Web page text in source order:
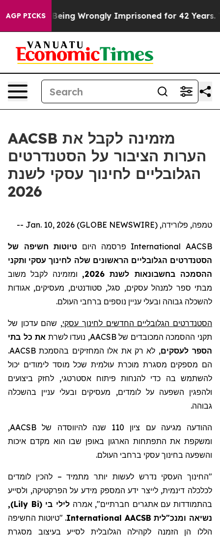
AGP PICKS
After Being Wrongly Imprisoned for 42 Years. The
AACSB מזמינה לקבל את
הערות הציבור על הסטנדרטים
הגלובליים לחינוך עסקי לשנת
2026
טמפה, פלורידה, Jan. 10, 2026 (GLOBE NEWSWIRE) --
AACSB
International פרסמה היום טיוטות חשיפה של
הסטנדרטים הגלובליים הראשונים שלה לחינוך עסקי ותקני
ההסמכהבחשבונאות לשנת 2026, ומזמינה לקבלמשוב
מבתי ספר למנהל עסקים, סגל, סטודנטים, מעסיקים, אגודות
להשכלה גבוהה ובעלי עניין נוספים ברחבי העולם.
הסטנדרטים הגלובליים החדשים לחינוך עסקי, שהם עדכון של
תקני ההסמכה המכובדים שלAACSB, נועדו לשרת את כל בתי
הספר לעסקים, לא רק את אלו המחזיקים בהסמכת AACSB
.
הם מספקים מסגרת מוכרת עולמית שכל מוסד לימודים יכול
להשתמש בה כדי להנחות פיתוח אסטרטגי, לחזק ביצועים
ולהפגין השפעה על לומדים, מעסיקים ובעלי עניין בהשכלה
גבוהה.
ההודעה מגיעה עם ציון 110 שנה להיווסד ה של AACSB
,
ומשקפת את התפתחות הארגון באופן שבו הוא מקדם איכות
והשפעה בחינוך עסקי ברחבי העולם.
"החינוך העסקי נדרש לעשות יותר מתמיד– להכין לומדים
לכלכלה דינמית, לייצר ידע המספק מידע על הפרקטיקה, ולסייע
בהתמודדות עם אתגרים חברתיים"
, אמרהלילי בי (
Lily Bi
)
,
נשיאה ומנכ"לית AACSB
International. "טיוטות החשיפה
הללו הן הזמנה לקהילה הגלובלית לסייע בעיצוב מסגרת